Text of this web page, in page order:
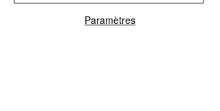
sociale, Beaumarchais vous transporte au
Paramètres